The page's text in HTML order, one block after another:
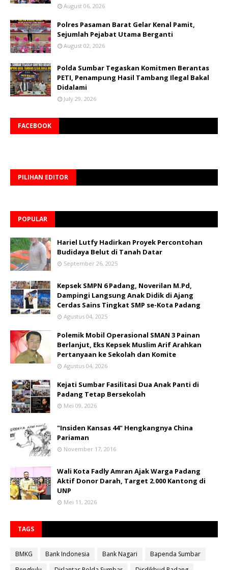
August 06, 2026
Polres Pasaman Barat Gelar Kenal Pamit,
Sejumlah Pejabat Utama Berganti
August 02, 2026
Polda Sumbar Tegaskan Komitmen Berantas
PETI, Penampung Hasil Tambang Ilegal Bakal
Didalami
July 29, 2026
FACEBOOK
PILIHAN EDITOR
POPULAR
Hariel Lutfy Hadirkan Proyek Percontohan
Budidaya Belut di Tanah Datar
September 26, 2025
Kepsek SMPN 6 Padang, Noverilan M.Pd,
Dampingi Langsung Anak Didik di Ajang
Cerdas Sains Tingkat SMP se-Kota Padang
Agustus 04, 2025
Polemik Mobil Operasional SMAN 3 Painan
Berlanjut, Eks Kepsek Muslim Arif Arahkan
Pertanyaan ke Sekolah dan Komite
Agustus 04, 2026
Kejati Sumbar Fasilitasi Dua Anak Panti di
Padang Tetap Bersekolah
Mei 09, 2026
"Insiden Kansas 44" Hengkangnya China
Pariaman
November 17, 2016
Wali Kota Fadly Amran Ajak Warga Padang
Aktif Donor Darah, Target 2.000 Kantong di
UNP
Mei 11, 2026
TAGS
BMKG Bank Indonesia Bank Nagari
Bapenda Sumbar